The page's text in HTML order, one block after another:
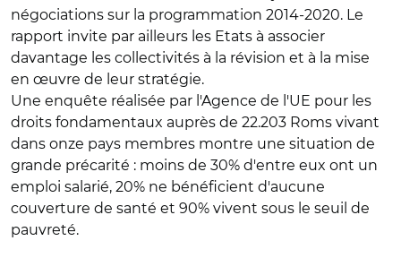
négociations sur la programmation 2014-2020. Le
rapport invite par ailleurs les Etats à associer
davantage les collectivités à la révision et à la mise
en œuvre de leur stratégie.
Une enquête réalisée par l'Agence de l'UE pour les
droits fondamentaux auprès de 22.203 Roms vivant
dans onze pays membres montre une situation de
grande précarité : moins de 30% d'entre eux ont un
emploi salarié, 20% ne bénéficient d'aucune
couverture de santé et 90% vivent sous le seuil de
pauvreté.